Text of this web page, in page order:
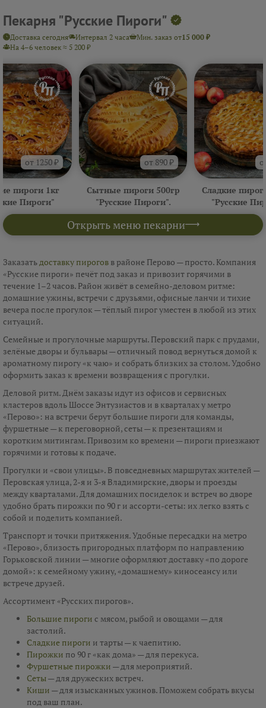
Пекарня "Русские Пироги"
Открыть меню пекарни
Доставка сегодня Интервал 2 часа Мин. заказ от15 000 ₽
На 4–6 человек ≈ 5 200 ₽
от 1250 ₽
пироги 1кг
Пироги"
от 890 ₽
Сытные пироги 500гр
"Русские Пироги".
Сладкие
"Русские
Заказатьдоставку пирогов в районе Перово — просто. Компания
«Русские пироги» печёт под заказ и привозит горячими в
течение 1–2 часов. Район живёт в семейно-деловом ритме:
домашние ужины, встречи с друзьями, офисные ланчи и тихие
вечера после прогулок — тёплый пирог уместен в любой из этих
ситуаций.
Семейные и прогулочные маршруты. Перовский парк с прудами,
зелёные дворы и бульвары — отличный повод вернуться домой к
ароматному пирогу «к чаю» и собрать близких за столом. Удобно
оформить заказ к времени возвращения с прогулки.
Деловой ритм. Днём заказы идут из офисов и сервисных
кластеров вдоль Шоссе Энтузиастов и в кварталах у метро
«Перово»: на встречи берут большие пироги для команды,
фуршетные — к переговорной, сеты — к презентациям и
коротким митингам. Привозим ко времени — пироги приезжают
горячими и готовы к подаче.
Прогулки и «свои улицы». В повседневных маршрутах жителей —
Перовская улица, 2-я и 3-я Владимирские, дворы и проезды
между кварталами. Для домашних посиделок и встреч во дворе
удобно брать пирожки по 90 г и ассорти-сеты: их легко взять с
собой и поделить компанией.
Транспорт и точки притяжения. Удобные пересадки на метро
«Перово», близость пригородных платформ по направлению
Горьковской линии — многие оформляют доставку «по дороге
домой»: к семейному ужину, «домашнему» киносеансу или
встрече друзей.
Ассортимент «Русских пирогов».
Большие пироги с мясом, рыбой и овощами — для
застолий.
Сладкие пироги и тарты — к чаепитию.
Пирожки по 90 г «как дома» — для перекуса.
Фуршетные пирожки — для мероприятий.
Сеты— для дружеских встреч.
Киши — для изысканных ужинов. Поможем собрать вкусы
под ваш план.